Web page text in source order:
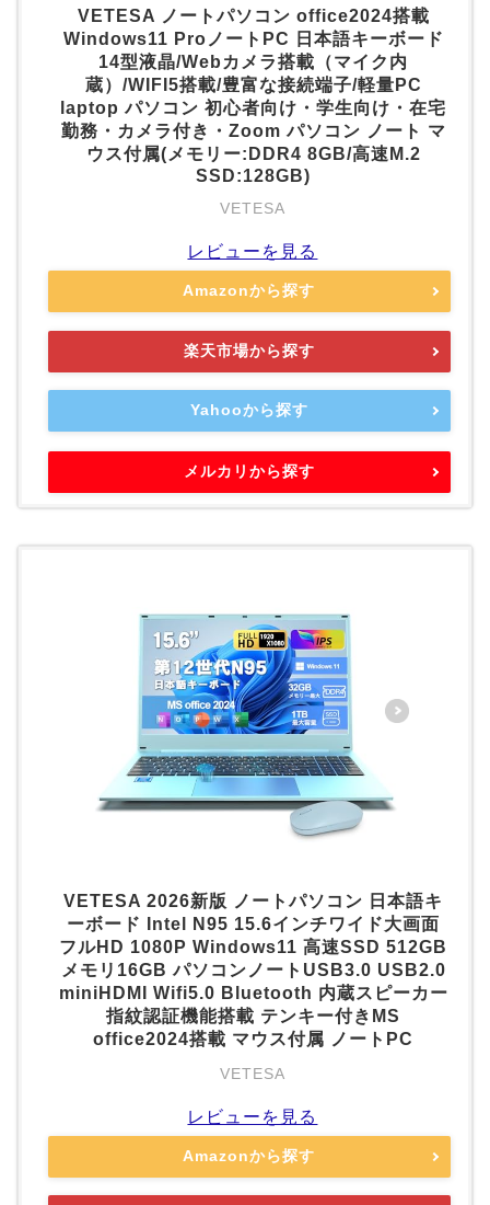
VETESA ノートパソコン office2024搭載
Windows11 ProノートPC 日本語キーボード
14型液晶/Webカメラ搭載（マイク内
蔵）/WIFI5搭載/豊富な接続端子/軽量PC
laptop パソコン 初心者向け・学生向け・在宅
勤務・カメラ付き・Zoom パソコン ノート マ
ウス付属(メモリー:DDR4 8GB/高速M.2
SSD:128GB)
VETESA
レビューを見る
Amazonから探す
楽天市場から探す
Yahooから探す
メルカリから探す
VETESA 2026新版 ノートパソコン 日本語キ
ーボード Intel N95 15.6インチワイド大画面
フルHD 1080P Windows11 高速SSD 512GB
メモリ16GB パソコンノートUSB3.0 USB2.0
miniHDMI Wifi5.0 Bluetooth 内蔵スピーカー
指紋認証機能搭載 テンキー付きMS
office2024搭載 マウス付属 ノートPC
VETESA
レビューを見る
Amazonから探す